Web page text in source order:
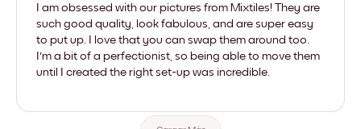
I am obsessed with our pictures from Mixtiles! They are
such good quality, look fabulous, and are super easy
to put up. I love that you can swap them around too.
I'm a bit of a perfectionist, so being able to move them
until I created the right set-up was incredible.